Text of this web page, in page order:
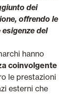
dei
offrendo le
del
hanno
coinvolgente
le prestazioni
esterni che